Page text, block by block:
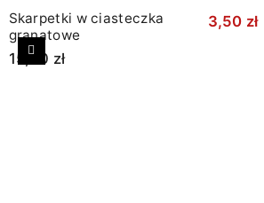
Skarpetki w ciasteczka
granatowe
15,00 zł
3,50 zł
Poprzedni